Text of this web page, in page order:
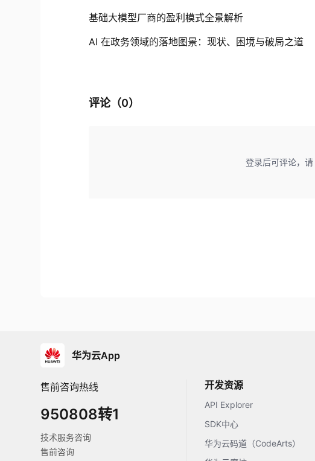
基础大模型厂商的盈利模式全景解析
AI 在政务领域的落地图景：现状、困境与破局之道​
评论（0）
登录后可评论，请
华为云App
售前咨询热线
950808转1
技术服务咨询
售前咨询
开发资源
API Explorer
SDK中心
华为云码道（CodeArts）